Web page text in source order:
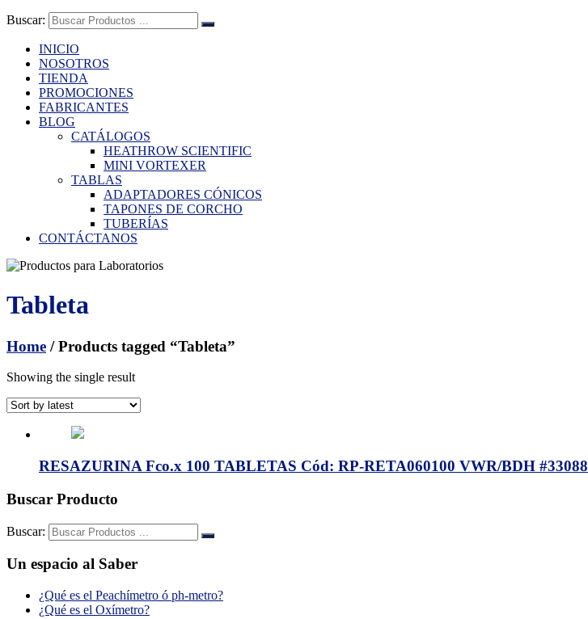
Buscar:
INICIO
NOSOTROS
TIENDA
PROMOCIONES
FABRICANTES
BLOG
CATÁLOGOS
HEATHROW SCIENTIFIC
MINI VORTEXER
TABLAS
ADAPTADORES CÓNICOS
TAPONES DE CORCHO
TUBERÍAS
CONTÁCTANOS
Tableta
Home / Products tagged “Tableta”
Showing the single result
RESAZURINA Fco.x 100 TABLETAS Cód: RP-RETA060100 VWR/BDH #33088
Buscar Producto
Buscar:
Un espacio al Saber
¿Qué es el Peachímetro ó ph-metro?
¿Qué es el Oxímetro?